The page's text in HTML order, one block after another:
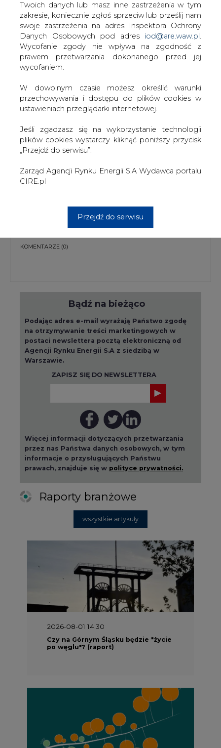
Twoich danych lub masz inne zastrzeżenia w tym
zakresie, koniecznie zgłoś sprzeciw lub prześlij nam
swoje zastrzeżenia na adres Inspektora Ochrony
Danych Osobowych pod adres iod@are.waw.pl.
Wycofanie zgody nie wpływa na zgodność z
prawem przetwarzania dokonanego przed jej
wycofaniem.
W dowolnym czasie możesz określić warunki
przechowywania i dostępu do plików cookies w
ustawieniach przeglądarki internetowej.
Jeśli zgadzasz się na wykorzystanie technologii
plików cookies wystarczy kliknąć poniższy przycisk
„Przejdź do serwisu”.
Zarząd Agencji Rynku Energii S.A Wydawca portalu
CIRE.pl
Przejdź do serwisu
KOMENTARZE
TREŚĆ KOMENTARZA
PODPIS
Przesłanie komentarza oznacza akceptację zasad korzystania z portalu
KOMENTARZE (0)
Bądź na bieżąco
Podając adres e-mail wyrażają Państwo zgodę
na otrzymywanie treści marketingowych w
postaci newslettera pocztą elektroniczną od
Agencji Rynku Energii S.A z siedzibą w
Warszawie.
ZAPISZ SIĘ DO NEWSLETTERA
Więcej informacji dotyczących przetwarzania
przez nas Państwa danych osobowych, w tym
informacje o przysługujących Państwu
prawach, znajduje się w polityce prywatności.
Raporty branżowe
wszystkie artykuły
2026-08-01 14:30
Czy na Górnym Śląsku będzie "życie
po węglu"? (raport)